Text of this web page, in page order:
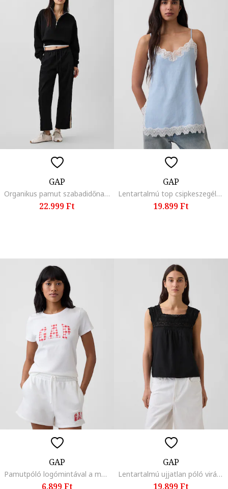
GAP
Organikus pamut szabadidőnadrág kontrasztos oldalcsíkokkal, Fekete,
22.999 Ft
GAP
Lentartalmú top csipkeszegélyekkel, Világoskék
19.899 Ft
GAP
Pamutpóló logómintával a mellrészen
6.899 Ft
GAP
Lentartalmú ujjatlan póló virágos csipkebetétekkel, Fekete,
19.899 Ft